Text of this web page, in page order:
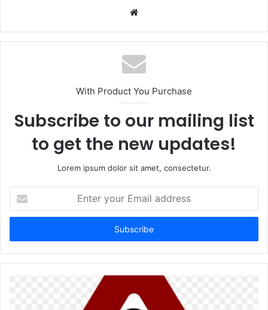
With Product You Purchase
Subscribe to our mailing list
to get the new updates!
Lorem ipsum dolor sit amet, consectetur.
your
Email